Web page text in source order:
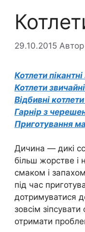
29.10.2015 Автор
Котлети
Котлети
Відбивні
Гарнір з
Приготування
Дичина — дикі
більш жорстве і
смаком і
під час
дотримуватися
зовсім
отримати